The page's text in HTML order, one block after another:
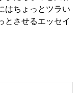
はちょっとツラい
とさせるエッセイ